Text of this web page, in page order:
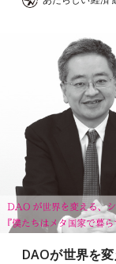
DAOが世界を